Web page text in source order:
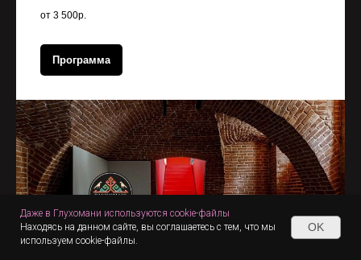
от 3 500р.
Программа
Даже в Глухомани используются cookie-файлы
Находясь на данном сайте, вы соглашаетесь с тем, что мы
используем cookie-файлы.
OK